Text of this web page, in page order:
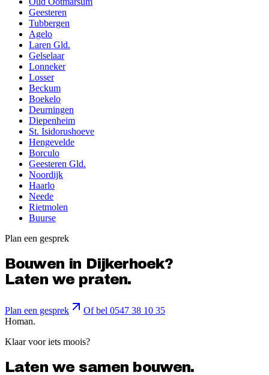
Geesteren
Tubbergen
Agelo
Laren Gld.
Gelselaar
Lonneker
Losser
Beckum
Boekelo
Deurningen
Diepenheim
St. Isidorushoeve
Hengevelde
Borculo
Geesteren Gld.
Noordijk
Haarlo
Neede
Rietmolen
Buurse
Plan een gesprek
Bouwen in Dijkerhoek?
Laten we praten.
Plan een gesprek
Of bel 0547 38 10 35
Homan.
Klaar voor iets moois?
Laten we samen bouwen.